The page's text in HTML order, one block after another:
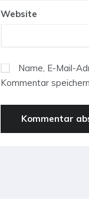
Website
Name, E-Mail-
Kommentar